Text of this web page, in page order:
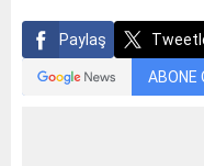
Paylaş
ABONE